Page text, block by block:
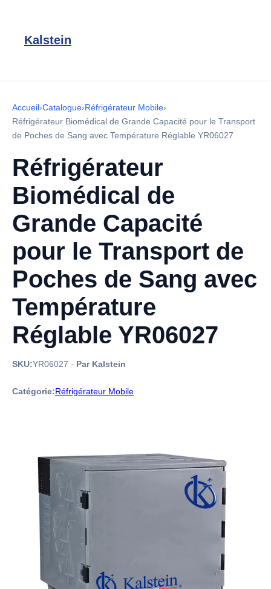
Kalstein
Accueil›Catalogue›Réfrigérateur Mobile›
Réfrigérateur Biomédical de Grande Capacité pour le Transport
de Poches de Sang avec Température Réglable YR06027
Réfrigérateur
Biomédical de
Grande Capacité
pour le Transport de
Poches de Sang avec
Température
Réglable YR06027
SKU:YR06027 · Par Kalstein
Catégorie:Réfrigérateur Mobile